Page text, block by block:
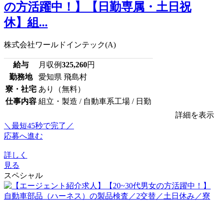
の方活躍中！】【日勤専属・土日祝
休】組...
株式会社ワールドインテック(A)
給与 月収例325,260円
勤務地
愛知県 飛島村
寮・社宅 あり（無料）
仕事内容 組立・製造 / 自動車系工場 / 日勤
詳細を表示
＼最短45秒で完了／
応募へ進む
詳しく
見る
スペシャル